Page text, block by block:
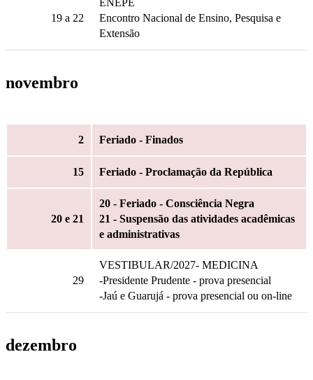
19 a 22
ENEPE
Encontro Nacional de Ensino, Pesquisa e
Extensão
novembro
2 Feriado - Finados
15 Feriado - Proclamação da República
20 e 21
20 - Feriado - Consciência Negra
21 - Suspensão das atividades acadêmicas
e administrativas
29
VESTIBULAR/2027- MEDICINA
-Presidente Prudente - prova presencial
-Jaú e Guarujá - prova presencial ou on-line
dezembro